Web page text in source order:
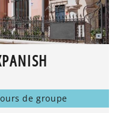
de groupe